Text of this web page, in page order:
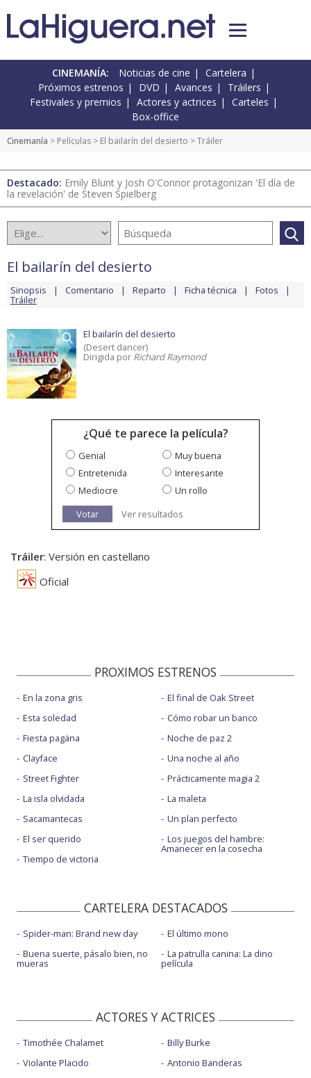
CINEMANÍA: Noticias de cine
Cartelera
Próximos estrenos
DVD Avances
Tráilers
Festivales y premios
Actores y actrices
Carteles
Box-office
Cinemanía > Películas > El bailarín del desierto > Tráiler
Destacado: Emily Blunt y Josh O'Connor protagonizan 'El día de
la revelación' de Steven Spielberg
El bailarín del desierto
Sinopsis Comentario Reparto Ficha técnica Fotos
Tráiler
El bailarín del desierto
(Desert dancer)
Dirigida por Richard Raymond
¿Qué te parece la película?
Genial
Muy buena
Entretenida
Interesante
Mediocre
Un rollo
Votar
Ver resultados
Tráiler: Versión en castellano
Oficial
PROXIMOS ESTRENOS
En la zona gris
Esta soledad
Fiesta pagäna
Clayface
Street Fighter
La isla olvidada
Sacamantecas
El ser querido
Tiempo de victoria
El final de Oak Street
Cómo robar un banco
Noche de paz 2
Una noche al año
Prácticamente magia 2
La maleta
Un plan perfecto
Los juegos del hambre:
Amanecer en la cosecha
CARTELERA DESTACADOS
Spider-man: Brand new day
Buena suerte, pásalo bien, no
mueras
El último mono
La patrulla canina: La dino
película
ACTORES Y ACTRICES
Timothée Chalamet
Violante Placido
Billy Burke
Antonio Banderas